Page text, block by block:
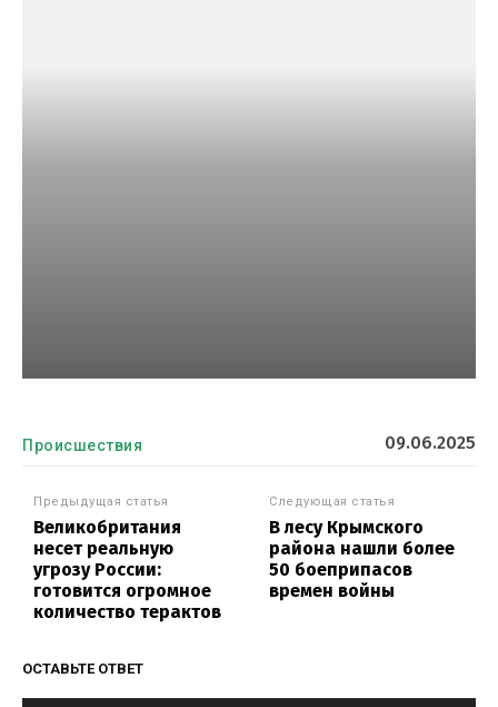
Происшествия 09.06.2025
Предыдущая статья
Великобритания
несет реальную
угрозу России:
готовится огромное
количество терактов
Следующая статья
В лесу Крымского
района нашли более
50 боеприпасов
времен войны
ОСТАВЬТЕ ОТВЕТ